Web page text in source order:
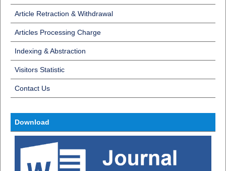
Article Retraction & Withdrawal
Articles Processing Charge
Indexing & Abstraction
Visitors Statistic
Contact Us
Download